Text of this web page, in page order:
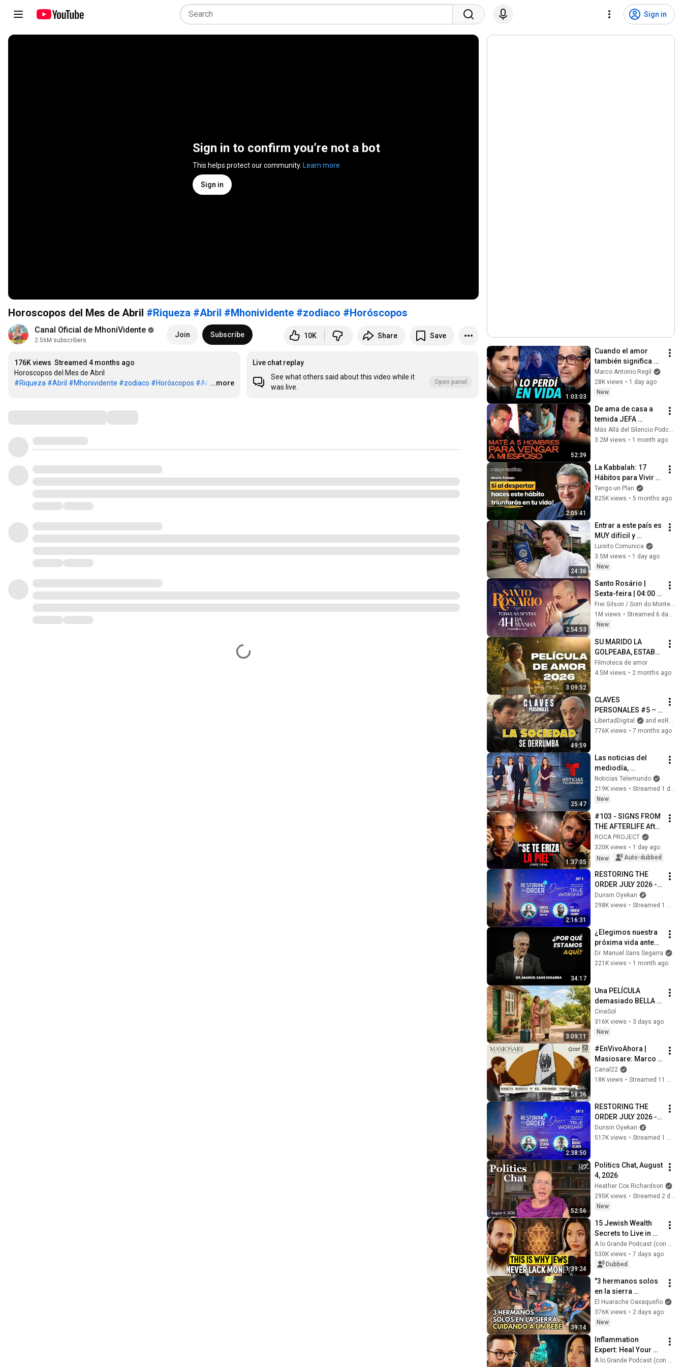
Sign in
Sign in to confirm you’re not a bot
This helps protect our community. Learn more
Sign in
Horoscopos del Mes de Abril #Riqueza #Abril #Mhonividente #zodiaco #Horóscopos
Canal Oficial de MhoniVidente
2.56M subscribers
Join Subscribe 10K Share Save
176K views Streamed 4 months ago
#Riqueza #Abril #Mhonividente #zodiaco #Horóscopos #Ar …
...more
Live chat replay
See what others said about this video while it
was live.
Open panel
1:03:03
Cuando el amor
también significa
soltar (Alzheimer) -
Alan Slim y Marco
Antonio Regil
Marco Antonio Regil
28K views • 1 day ago
New
52:39
De ama de casa a
temida JEFA
CRIMINAL: "Mis
trabajadores me
esposo”
Más Allá del Silencio Podcast
3.2M views • 1 month ago
2:05:41
La Kabbalah: 17
Hábitos para Vivir
con Abundancia:
Propósito,
Tengo un Plan
825K views • 5 months ago
24:36
Entrar a este país es
MUY difícil y
costoso | CABO
VERDE 🇨🇻
Luisito Comunica
3.5M views • 1 day ago
New
2:54:53
Santo Rosário |
Sexta-feira | 04:00 |
31/07/2026 | Live Ao
vivo
Frei Gilson / Som do Monte - OFICIAL
1M views •
Streamed 6 days ago
New
3:09:52
SU MARIDO LA
GOLPEABA, ESTABA
ENDEUDADO Y ERA
ADICTO AL JUEGO…
amor
Filmoteca de amor
4.5M views • 2 months ago
49:59
CLAVES
PERSONALES #5 –
José Cabrera |
“‘Hombres débiles,
colapsa”
LibertadDigital
and esRadio
776K views • 7 months ago
25:47
Las noticias del
mediodía,
miércoles 5 de
agosto de 2026 |
Noticias Telemundo
Noticias Telemundo
219K views •
Streamed 1 day ago
New
1:37:05
#103 - SIGNS FROM
THE AFTERLIFE After
His Ex-Wife's Death |
Jorge Vidal | Roca
Project
ROCA PROJECT
320K views • 1 day ago
New
Auto-dubbed
2:16:31
RESTORING THE
ORDER JULY 2026 -
DAY 5
#dunsinoyekan
Dunsin Oyekan
298K views • Streamed 1 month ago
34:17
¿Elegimos nuestra
próxima vida antes
de nacer? | Dr.
Manuel Sans
Dr. Manuel Sans Segarra
221K views • 1 month ago
3:09:11
Una PELÍCULA
demasiado BELLA |
FERRY PARA DOS |
PELÍCULA
COMPLETA 2026
CineSol
316K views • 3 days ago
New
58:36
#EnVivoAhora |
Masiosare: Marco
Rubio y el Primer
Informe (3/09/2025)
Canal22
18K views • Streamed 11 months ago
2:38:50
RESTORING THE
ORDER JULY 2026 -
DAY 6
#dunsinoyekan
Dunsin Oyekan
517K views • Streamed 1 month ago
52:56
Politics Chat, August
4, 2026
Heather Cox Richardson
295K views •
New
1:39:24
15 Jewish Wealth
Secrets to Live in
ABUNDANCE, Build
RICHES and Never
Worry About MONEY
A lo Grande Podcast (con Marian Gamboa)
530K views • 7 days ago
Dubbed
39:14
"3 hermanos solos
en la sierra
cuidando un bebé"
El Huarache Oaxaqueño
376K views • 2 days ago
New
Inflammation
Expert: Heal Your
Skin and Gut. Dark
A lo Grande Podcast (con Marian Gamboa)